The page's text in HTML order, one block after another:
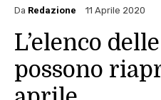
Da Redazione 11 Aprile 2020
L’elenco
possono